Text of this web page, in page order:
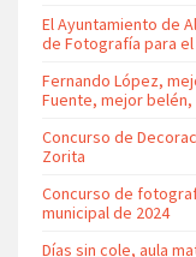
El Ayuntamiento de
de Fotografía para el
Fernando López,
Fuente, mejor
Concurso de
Zorita
Concurso de
municipal de 2024
Días sin cole, aula